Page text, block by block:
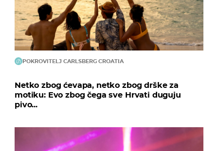
POKROVITELJ CARLSBERG CROATIA
Netko zbog ćevapa, netko zbog drške za
motiku: Evo zbog čega sve Hrvati duguju
pivo...